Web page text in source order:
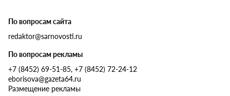
По вопросам сайта
redaktor@sarnovosti.ru
По вопросам рекламы
+7 (8452) 69-51-85, +7 (8452) 72-24-12
eborisova@gazeta64.ru
Размещение рекламы